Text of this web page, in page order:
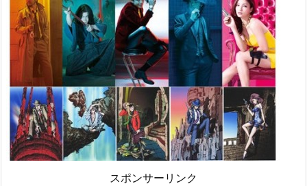
スポンサーリンク